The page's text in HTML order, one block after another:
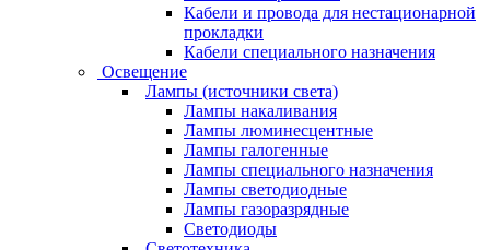
Кабели и провода для нестационарной
прокладки
Кабели специального назначения
Освещение
Лампы (источники света)
Лампы накаливания
Лампы люминесцентные
Лампы галогенные
Лампы специального назначения
Лампы светодиодные
Лампы газоразрядные
Светодиоды